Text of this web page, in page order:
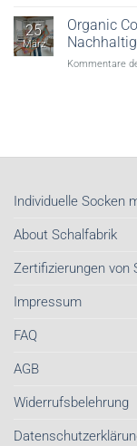
25
März
Organic
Kommentare
Individuelle Socken
About Schalfabrik
Zertifizierungen von
Impressum
FAQ
AGB
Widerrufsbelehrung